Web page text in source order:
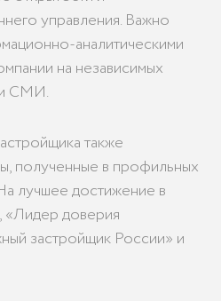
управления. Важно
аналитическими
на независимых
и СМИ.
также
полученные в профильных
лучшее достижение в
«Лидер доверия
застройщик России» и